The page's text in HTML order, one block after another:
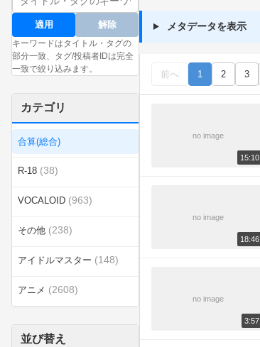
適用 解除
キーワードはタイトル・タグの
部分一致、タグ/投稿者IDは完全
一致で絞り込みます。
カテゴリ
合算(総合)
R-18 (38)
VOCALOID (963)
その他 (238)
アイドルマスター (148)
アニメ (2608)
並び替え
メタデータを表示
前へ 1 2 3
no image
15:10
no image
18:46
no image
3:57